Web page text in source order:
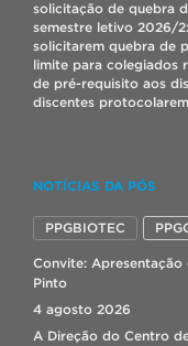
solicitação de quebra
semestre letivo 2026/
solicitarem quebra de
limite para colegiados
de pré-requisito aos
discentes
23 julho 2026
Os alunos do primeiro
Biotecnologia do
julho os “Modelos de
Biotecnologia”. A
conteúdo da
NOTÍCIAS DA PÓS
PPGBIOTEC
Convite: Apresentação
Pinto
4 agosto 2026
A Direção do Centro